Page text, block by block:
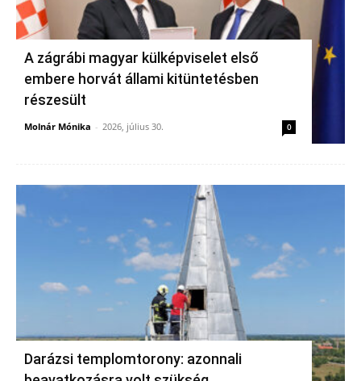
A zágrábi magyar külképviselet első
embere horvát állami kitüntetésben
részesült
Molnár Mónika - 2026, július 30. 0
Darázsi templomtorony: azonnali